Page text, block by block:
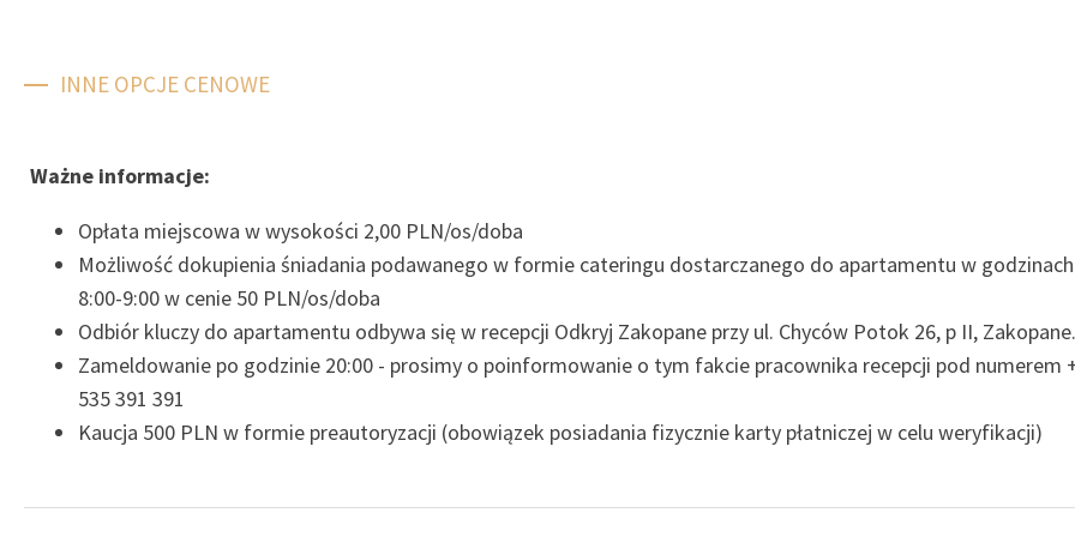
INNE OPCJE CENOWE
Ważne informacje:
Opłata miejscowa w wysokości 2,00 PLN/os/doba
Możliwość dokupienia śniadania podawanego w formie cateringu dostarczanego do apartamentu w godzinach
8:00-9:00 w cenie 50 PLN/os/doba
Odbiór kluczy do apartamentu odbywa się w recepcji Odkryj Zakopane przy ul. Chyców Potok 26, p II, Zakopane.
Zameldowanie po godzinie 20:00 - prosimy o poinformowanie o tym fakcie pracownika recepcji pod numerem
535 391 391
Kaucja 500 PLN w formie preautoryzacji (obowiązek posiadania fizycznie karty płatniczej w celu weryfikacji)